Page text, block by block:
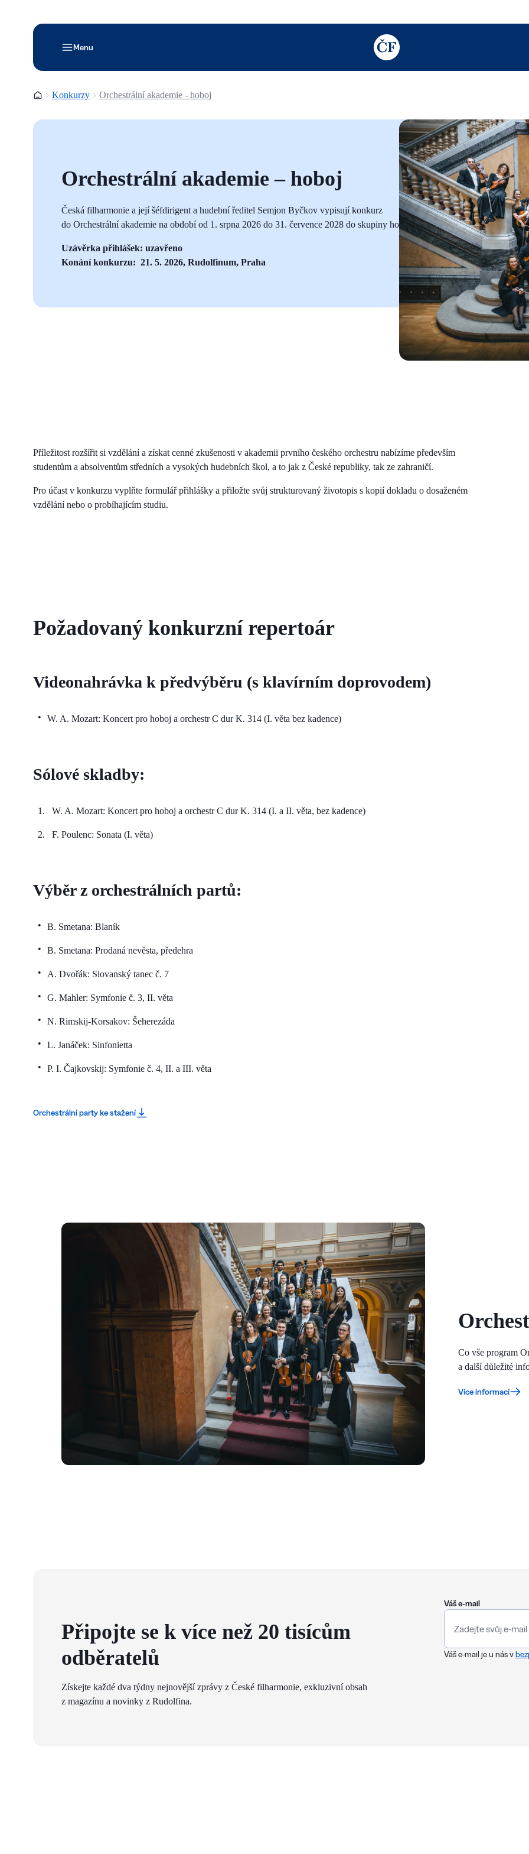
Menu
TODO: Add description for reader
Domovská stránka
Konkurzy Orchestrální akademie - hoboj
Orchestrální akademie – hoboj
Česká filharmonie a její šéfdirigent a hudební ředitel Semjon Byčkov vypisují konkurz
do Orchestrální akademie na období od 1. srpna 2026 do 31. července 2028 do skupiny hobojů.
Uzávěrka přihlášek: uzavřeno
Konání konkurzu: 21. 5. 2026, Rudolfinum, Praha
Příležitost rozšířit si vzdělání a získat cenné zkušenosti v akademii prvního českého orchestru nabízíme především
studentům a absolventům středních a vysokých hudebních škol, a to jak z České republiky, tak ze zahraničí.
Pro účast v konkurzu vyplňte formulář přihlášky a přiložte svůj strukturovaný životopis s kopií dokladu o dosaženém
vzdělání nebo o probíhajícím studiu.
Požadovaný konkurzní repertoár
Videonahrávka k předvýběru (s klavírním doprovodem)
W. A. Mozart: Koncert pro hoboj a orchestr C dur K. 314 (I. věta bez kadence)
Sólové skladby:
W. A. Mozart: Koncert pro hoboj a orchestr C dur K. 314 (I. a II. věta, bez kadence)
F. Poulenc: Sonata (I. věta)
Výběr z orchestrálních partů:
B. Smetana: Blaník
B. Smetana: Prodaná nevěsta, předehra
A. Dvořák: Slovanský tanec č. 7
G. Mahler: Symfonie č. 3, II. věta
N. Rimskij-Korsakov: Šeherezáda
L. Janáček: Sinfonietta
P. I. Čajkovskij: Symfonie č. 4, II. a III. věta
Orchestrální party ke stažení
Co vše program
a další důležité
Více informací
Připojte se k více než 20 tisícům
odběratelů
Získejte každé dva týdny nejnovější zprávy z České filharmonie, exkluzivní obsah
z magazínu a novinky z Rudolfina.
Váš e-mail
Váš e-mail je u nás v